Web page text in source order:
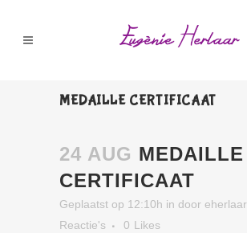
MEDAILLE CERTIFICAAT
24 AUG MEDAILLE
CERTIFICAAT
Geplaatst op 12:10h in door eherlaar
Reactie's
0 Likes